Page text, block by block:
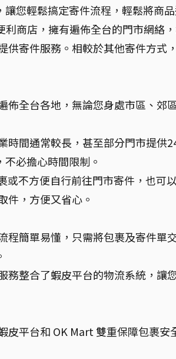
您輕鬆搞定寄件流程，輕鬆將商
商店，擁有遍佈全台的門市網絡
供寄件服務。相較於其他寄件方式
佈全台各地，無論您身處市區、郊
時間通常較長，甚至部分門市提供
必擔心時間限制。
或不方便自行前往門市寄件，也可
件，方便又省心。
程簡單易懂，只需將包裹及寄件單
務整合了蝦皮平台的物流系統，讓
皮平台和 OK Mart 雙重保障包裹安